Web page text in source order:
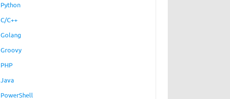
Python
C/C++
Golang
Groovy
PHP
Java
PowerShell